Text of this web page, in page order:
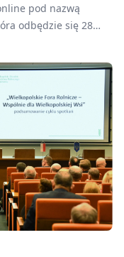
pod nazwą
odbędzie się 28